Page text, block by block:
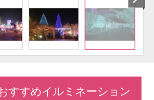
すすめイルミネーション